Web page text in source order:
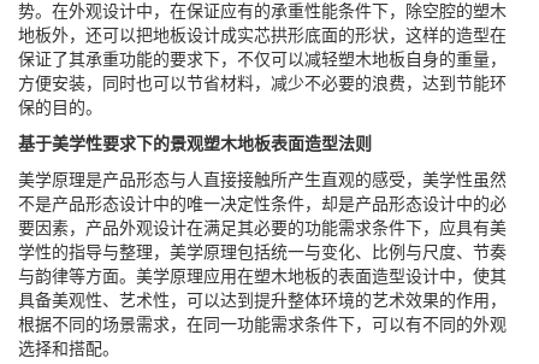
势。在外观设计中，在保证应有的承重性能条件下，除空腔的塑木
地板外，还可以把地板设计成实芯拱形底面的形状，这样的造型在
保证了其承重功能的要求下，不仅可以减轻塑木地板自身的重量，
方便安装，同时也可以节省材料，减少不必要的浪费，达到节能环
保的目的。
基于美学性要求下的景观塑木地板表面造型法则
美学原理是产品形态与人直接接触所产生直观的感受，美学性虽然
不是产品形态设计中的唯一决定性条件，却是产品形态设计中的必
要因素，产品外观设计在满足其必要的功能需求条件下，应具有美
学性的指导与整理，美学原理包括统一与变化、比例与尺度、节奏
与韵律等方面。美学原理应用在塑木地板的表面造型设计中，使其
具备美观性、艺术性，可以达到提升整体环境的艺术效果的作用，
根据不同的场景需求，在同一功能需求条件下，可以有不同的外观
选择和搭配。